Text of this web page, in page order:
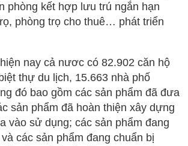
phòng kết hợp lưu trú ngắn hạn
phòng trọ cho thuê… phát triển
nay cả nươc có 82.902 căn hộ
thự du lịch, 15.663 nhà phố
đó bao gồm các sản phẩm đã đưa
sản phẩm đã hoàn thiện xây dựng
vào sử dụng; các sản phẩm đang
các sản phẩm đang chuẩn bị